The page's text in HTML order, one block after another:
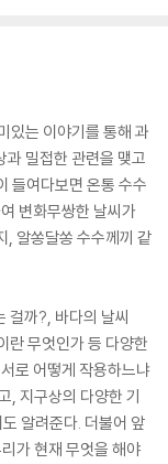
있는 이야기를 통해 과
과 밀접한 관련을 맺고
들여다보면 온통 수수
변화무쌍한 날씨가
, 알쏭달쏭 수수께끼 같
걸까?, 바다의 날씨
란 무엇인가 등 다양한
로 어떻게 작용하느냐
, 지구상의 다양한 기
알려준다. 더불어 앞
가 현재 무엇을 해야